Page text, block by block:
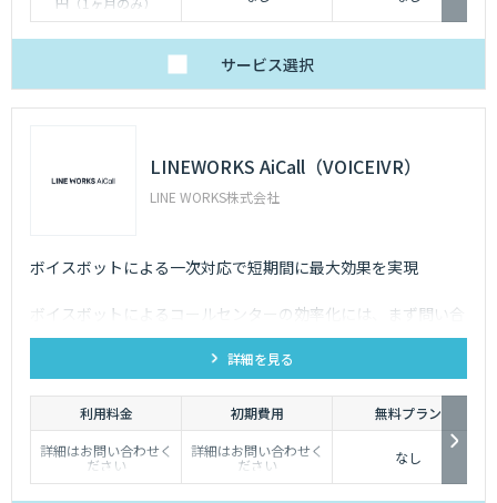
LINEWORKS AiCall（VOICEIVR）
LINE WORKS株式会社
ボイスボットによる一次対応で短期間に最大効果を実現
ボイスボットによるコールセンターの効率化には、まず問い合
わせ内容を把握することが重要です。 VOICEIVRで一次対応を
自動化すれば、AI対応できるもの、人の対応が必要なものを把
握することができます。
詳細を見る
利用料金 初期費用
無料プラン
詳細はお問い合わせく
ださい
詳細はお問い合わせく
ださい なし
ライトプラン：30,000
スタンダード：50,000
円/月（読み取り回数上
限2,000回）
アドバンスト：
サービス選択